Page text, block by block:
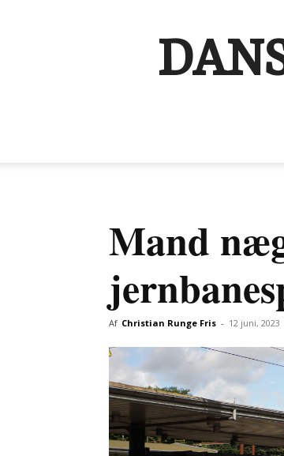
Mand
Af Christian Runge Fris - 12 juni, 2023